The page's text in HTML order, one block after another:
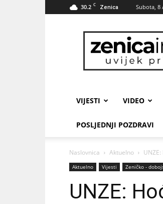
30.2 C Zenica Subota, 8
VIJESTI VIDEO
POSLJEDNJI POZDRAVI
Naslovnica Aktuelno
Aktuelno Vijesti Zeničko -
UNZE: